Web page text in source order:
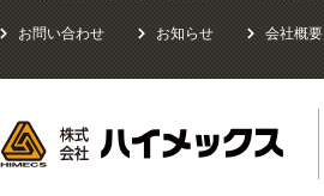
お問い合わせ お知らせ 会社概要